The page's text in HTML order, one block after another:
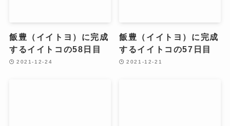
飯豊（イイトヨ）に完成
するイイトコの58日目
2021-12-24
飯豊（イイトヨ）に完成
するイイトコの57日目
2021-12-21